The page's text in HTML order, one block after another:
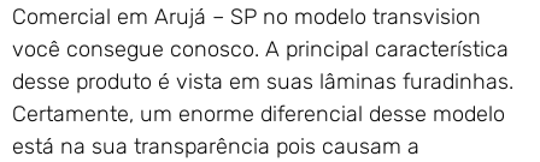
Comercial em Arujá – SP no modelo transvision
você consegue conosco. A principal característica
desse produto é vista em suas lâminas furadinhas.
Certamente, um enorme diferencial desse modelo
está na sua transparência pois causam a